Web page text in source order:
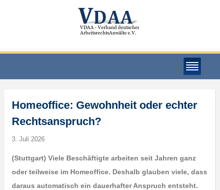
Homeoffice: Gewohnheit oder echter
Rechtsanspruch?
3. Juli 2026
(Stuttgart) Viele Beschäftigte arbeiten seit Jahren ganz
oder teilweise im Homeoffice. Deshalb glauben viele, dass
daraus automatisch ein dauerhafter Anspruch entsteht.